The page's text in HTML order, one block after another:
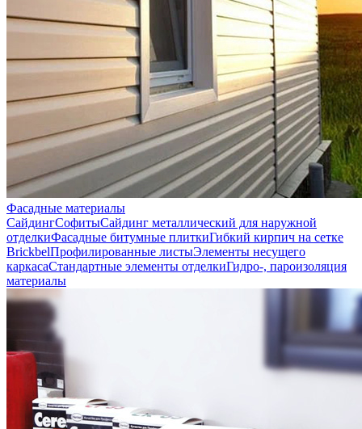
Фасадные материалы
СайдингСофитыСайдинг металлический для наружной
отделкиФасадные битумные плиткиГибкий кирпич на сетке
BrickbelПрофилированные листыЭлементы несущего
каркасаСтандартные элементы отделкиГидро-, пароизоляция
материалы